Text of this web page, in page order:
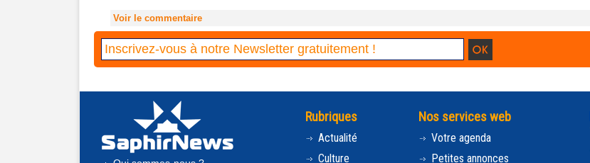
Voir le commentaire
Rubriques
Actualité
Culture
Nos services web
Votre agenda
Petites annonces